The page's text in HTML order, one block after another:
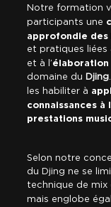
Notre formation
participants une
approfondie des
et pratiques liées
et à l’élaboration
domaine du Djing
les habiliter à
connaissances à
prestations
Selon notre
du Djing ne se
technique de mix
mais englobe